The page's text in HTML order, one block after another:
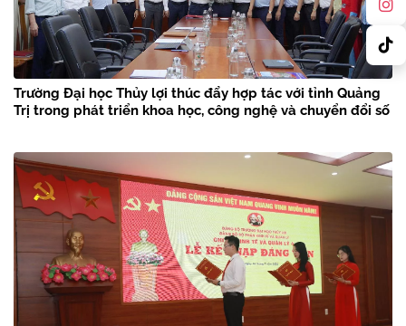
Trường Đại học Thủy lợi thúc đẩy hợp tác với tỉnh Quảng
Trị trong phát triển khoa học, công nghệ và chuyển đổi số